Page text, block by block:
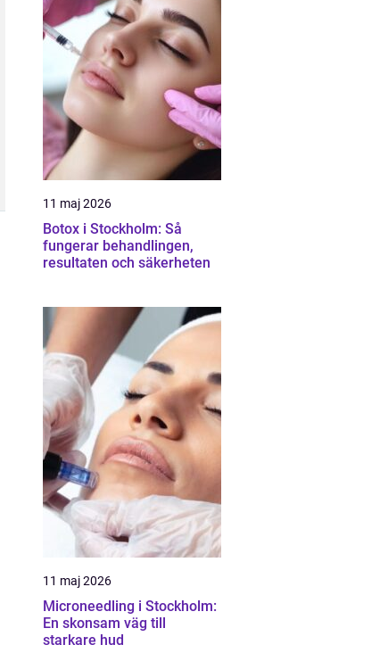
11 maj 2026
Botox i Stockholm: Så
fungerar behandlingen,
resultaten och säkerheten
11 maj 2026
Microneedling i Stockholm:
En skonsam väg till
starkare hud